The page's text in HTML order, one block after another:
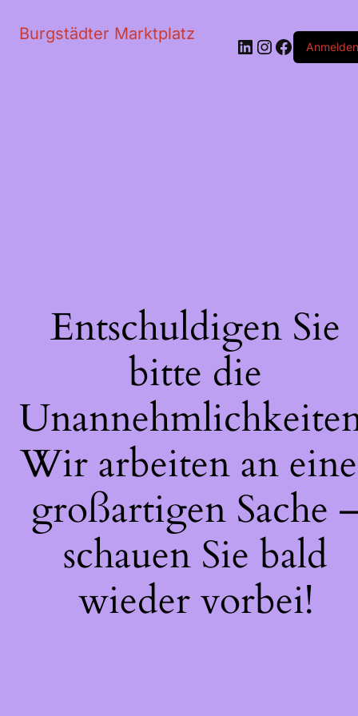
Burgstädter Marktplatz
LinkedIn
Instagram
Anmelden
Entschuldigen Sie
bitte die
Wir arbeiten an
großartigen Sache
schauen Sie bald
wieder vorbei!